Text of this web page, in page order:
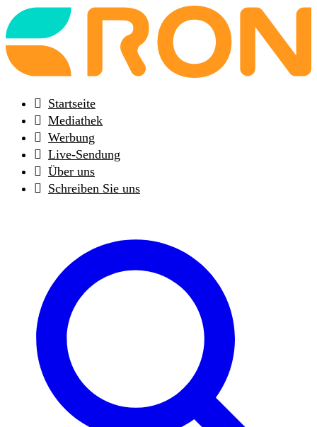
Back
to
frontpage
Startseite
Mediathek
Werbung
Live-Sendung
Über uns
Schreiben Sie uns